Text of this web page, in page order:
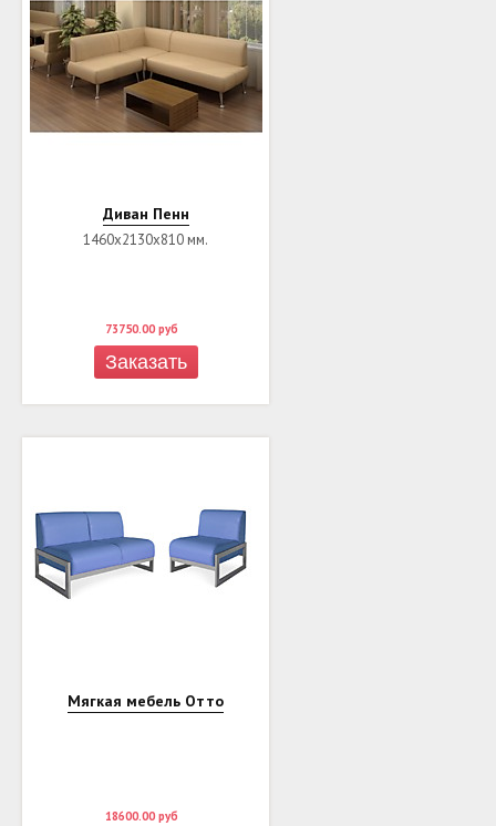
Диван Пенн
1460х2130х810 мм.
73750.00 руб
Заказать
Мягкая мебель Отто
18600.00 руб